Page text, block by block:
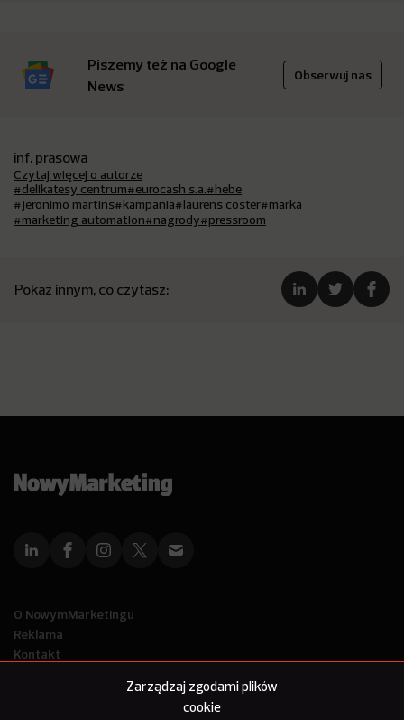
Zarządzaj zgodami plików
cookie
Piszemy też na Google
News
Obserwuj nas
inf. prasowa
Czytaj więcej o autorze
#delikatesy centrum#eurocash s.a.#hebe
#jeronimo martins#kampania#laurens coster#marka
#marketing automation#nagrody#pressroom
Pokaż innym, co czytasz:
O NowymMarketingu
Reklama
Kontakt